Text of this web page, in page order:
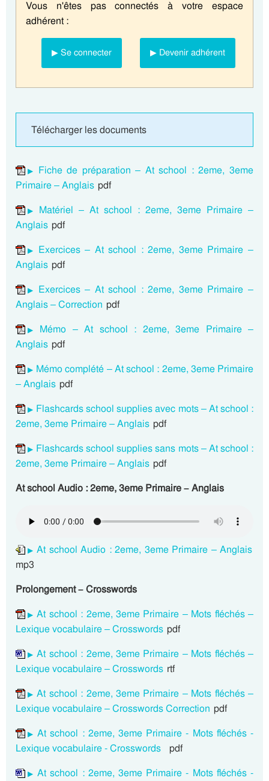
Vous n'êtes pas connectés à votre espace
adhérent :
▶ Se connecter ▶ Devenir adhérent
Télécharger les documents
Fiche de préparation – At school : 2eme, 3eme
Primaire – Anglais pdf
Matériel – At school : 2eme, 3eme Primaire –
Anglais pdf
Exercices – At school : 2eme, 3eme Primaire –
Anglais pdf
Exercices – At school : 2eme, 3eme Primaire –
Anglais – Correction pdf
Mémo – At school : 2eme, 3eme Primaire –
Anglais pdf
Mémo complété – At school : 2eme, 3eme Primaire
– Anglais pdf
Flashcards school supplies avec mots – At school :
2eme, 3eme Primaire – Anglais pdf
Flashcards school supplies sans mots – At school :
2eme, 3eme Primaire – Anglais pdf
At school Audio : 2eme, 3eme Primaire – Anglais
At school Audio : 2eme, 3eme Primaire – Anglais
mp3
Prolongement – Crosswords
At school : 2eme, 3eme Primaire – Mots fléchés –
Lexique vocabulaire – Crosswords pdf
At school : 2eme, 3eme Primaire – Mots fléchés –
Lexique vocabulaire – Crosswords rtf
At school : 2eme, 3eme Primaire – Mots fléchés –
Lexique vocabulaire – Crosswords Correction pdf
At school : 2eme, 3eme Primaire - Mots fléchés -
Lexique vocabulaire - Crosswords pdf
At school : 2eme, 3eme Primaire - Mots fléchés -